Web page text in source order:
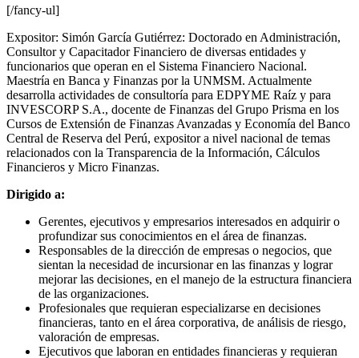
[/fancy-ul]
Expositor: Simón García Gutiérrez: Doctorado en Administración,
Consultor y Capacitador Financiero de diversas entidades y
funcionarios que operan en el Sistema Financiero Nacional.
Maestría en Banca y Finanzas por la UNMSM. Actualmente
desarrolla actividades de consultoría para EDPYME Raíz y para
INVESCORP S.A., docente de Finanzas del Grupo Prisma en los
Cursos de Extensión de Finanzas Avanzadas y Economía del Banco
Central de Reserva del Perú, expositor a nivel nacional de temas
relacionados con la Transparencia de la Información, Cálculos
Financieros y Micro Finanzas.
Dirigido a:
Gerentes, ejecutivos y empresarios interesados en adquirir o
profundizar sus conocimientos en el área de finanzas.
Responsables de la dirección de empresas o negocios, que
sientan la necesidad de incursionar en las finanzas y lograr
mejorar las decisiones, en el manejo de la estructura financiera
de las organizaciones.
Profesionales que requieran especializarse en decisiones
financieras, tanto en el área corporativa, de análisis de riesgo,
valoración de empresas.
Ejecutivos que laboran en entidades financieras y requieran